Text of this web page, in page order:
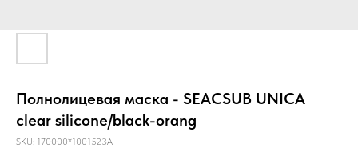
Полнолицевая маска - SEACSUB UNICA
clear silicone/black-orang
SKU: 170000*1001523A